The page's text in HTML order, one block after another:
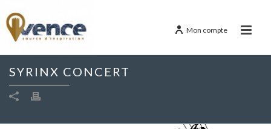
Mon compte
SYRINX CONCERT